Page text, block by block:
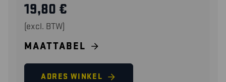
19,80 €
(excl. BTW)
MAATTABEL
ADRES WINKEL